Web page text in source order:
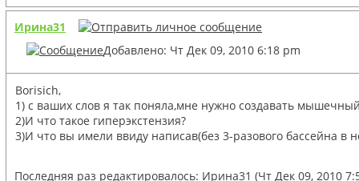
Ирина31
Добавлено: Чт Дек 09, 2010 6:18 pm
Borisich,
1) с ваших слов я так поняла,мне нужно создавать
2)И что такое гиперэкстензия?
3)И что вы имели ввиду написав(без 3-разового бассейна в
Последняя раз редактировалось: Ирина31 (Чт Дек 09, 2010